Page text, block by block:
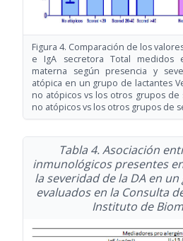
Figura 4. Comparación de los
e IgA secretora Total medidos
materna según presencia y
atópica en un grupo de lactantes
no atópicos vs los otros grupos de
no atópicos vs los otros grupos de
Tabla 4. Asociación
inmunológicos presentes
la severidad de la DA en
evaluados en la Consulta
Instituto de